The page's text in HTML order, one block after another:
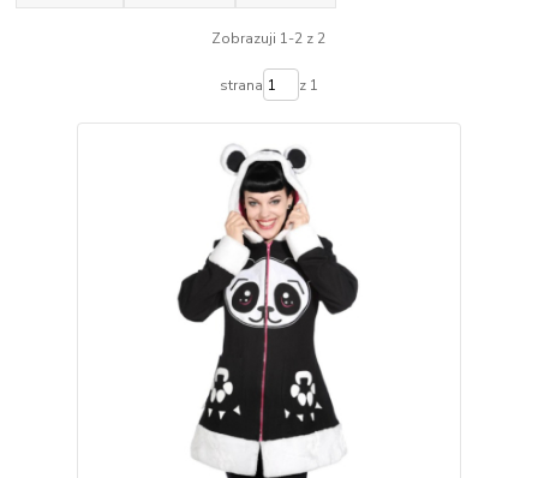
Zobrazuji 1-2 z 2
strana z 1